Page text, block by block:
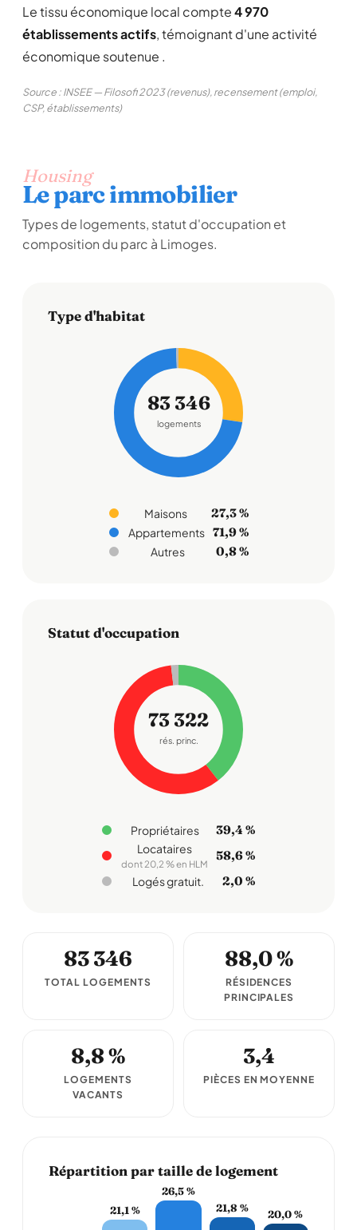
Le tissu économique local compte4 970
établissements actifs, témoignant d'une activité
économique soutenue .
Source : INSEE — Filosofi 2023 (revenus), recensement (emploi,
CSP, établissements)
Housing
Le parc immobilier
Types de logements, statut d'occupation et
composition du parc à Limoges.
Type d'habitat
83 346
logements
Maisons 27,3 %
Appartements 71,9 %
Autres 0,8 %
Statut d'occupation
73 322
rés. princ.
Propriétaires 39,4 %
Locataires
dont 20,2 % en HLM
58,6 %
Logés gratuit. 2,0 %
83 346
TOTAL LOGEMENTS
88,0 %
RÉSIDENCES
PRINCIPALES
8,8 %
LOGEMENTS
VACANTS
3,4
PIÈCES EN MOYENNE
Répartition par taille de logement
21,1 %
26,5 %
21,8 %
20,0 %